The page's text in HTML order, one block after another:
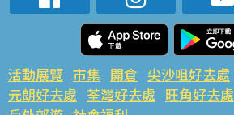
活動展覽 市集 開倉 尖沙咀好去處
元朗好去處 荃灣好去處 旺角好去處